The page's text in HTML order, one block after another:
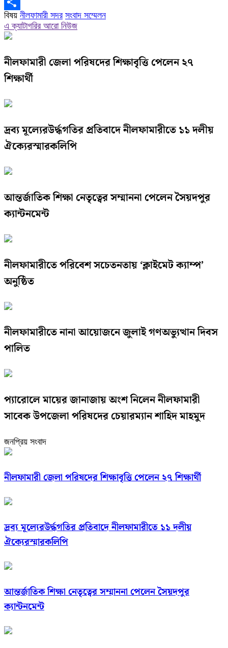
Copy
Link
Share
বিষয় নীলফামারী সদর সংবাদ সম্মেলন
এ ক্যাটাগরির আরো নিউজ
নীলফামারী জেলা পরিষদের শিক্ষাবৃত্তি পেলেন ২৭
শিক্ষার্থী
দ্রব্য মূল্যেরউর্দ্ধগতির প্রতিবাদে নীলফামারীতে ১১ দলীয়
ঐক্যেরস্মারকলিপি
আন্তর্জাতিক শিক্ষা নেতৃত্বের সম্মাননা পেলেন সৈয়দপুর
ক্যান্টনমেন্ট
নীলফামারীতে পরিবেশ সচেতনতায় ‘ক্লাইমেট ক্যাম্প’
অনুষ্ঠিত
নীলফামারীতে নানা আয়োজনে জুলাই গণঅভ্যুত্থান দিবস
পালিত
প্যারোলে মায়ের জানাজায় অংশ নিলেন নীলফামারী
সাবেক উপজেলা পরিষদের চেয়ারম্যান শাহিদ মাহমুদ
জনপ্রিয় সংবাদ
নীলফামারী জেলা পরিষদের শিক্ষাবৃত্তি পেলেন ২৭ শিক্ষার্থী
দ্রব্য মূল্যেরউর্দ্ধগতির প্রতিবাদে নীলফামারীতে ১১ দলীয়
ঐক্যেরস্মারকলিপি
আন্তর্জাতিক শিক্ষা নেতৃত্বের সম্মাননা পেলেন সৈয়দপুর
ক্যান্টনমেন্ট